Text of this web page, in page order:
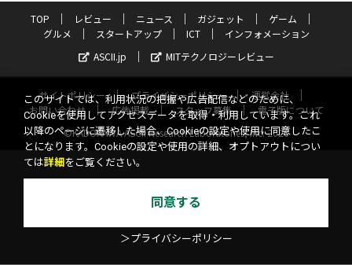
TOP レビュー ニュース ガジェット
ゲーム
グルメ
スタートアップ ICT
インフォメーション
ASCII.jp
MITテクノロジーレビュー
サイトポリシー プライバシーポリシー
運営会社
お問い合わせ
広告掲載 スタッフ募集
電子版について
©KADOKAWA ASCII Research Laboratories, Inc. 2026
このサイトでは、利用状況の把握や広告配信などのために、
Cookieを使用してアクセスデータを取得・利用しています。これ
以降のページに遷移した場合、Cookieの設定や使用に同意したこ
とになります。Cookieの設定や使用の詳細、オプトアウトについ
ては詳細 をご覧ください。
同意する
＞プライバシーポリシー